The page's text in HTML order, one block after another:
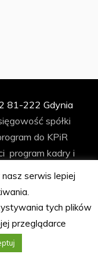
81-222 Gdynia
spółki
do KPiR
program kadry i
księgowości
i Rozchodów
serwis lepiej
tych plików
przeglądarce